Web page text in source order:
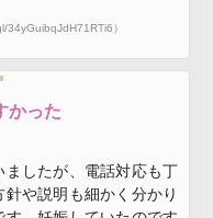
）
かった
ましたが、電話対応も丁
や説明も細かく分かり